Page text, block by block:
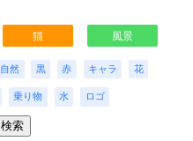
猫 風景
自然 黒 赤 キャラ 花
乗り物 水 ロゴ